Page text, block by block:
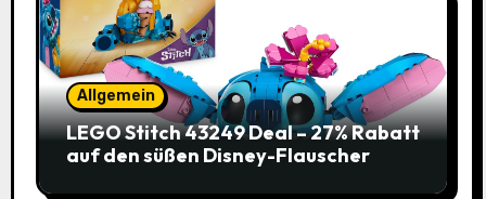
Allgemein
LEGO Stitch 43249 Deal – 27% Rabatt
auf den süßen Disney-Flauscher